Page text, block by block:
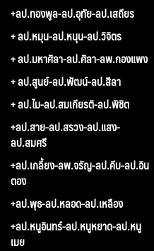
+ลป.ทองพูล-ลป.อุทัย-ลป.เสถียร
+ ลป.หมุน-ลป.หนุน-ลป.วิจิตร
+ ลป.มหาศิลา-ลป.ศิลา-ลพ.กองแพง
+ ลป.สูนย์-ลป.พัฒน์-ลป.สีลา
+ ลป.ไม-ลป.สมเกียรติ-ลป.พิชิต
+ลป.สาย-ลป.สรวง-ลป.แสง-
ลป.สมศรี
+ลป.เกลี้ยง-ลพ.จรัญ-ลป.คีบ-ลป.อิน
ตอง
+ลป.พุธ-ลป.หลอด-ลป.เหลือง
+ลป.หนูอินทร์-ลป.หนูหยาด-ลป.หนู
เมย